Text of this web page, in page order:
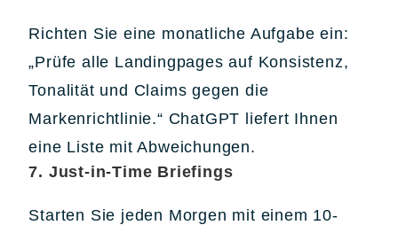
Richten Sie eine monatliche Aufgabe ein:
„Prüfe alle Landingpages auf Konsistenz,
Tonalität und Claims gegen die
Markenrichtlinie.“ ChatGPT liefert Ihnen
eine Liste mit Abweichungen.
7. Just-in-Time Briefings
Starten Sie jeden Morgen mit einem 10-